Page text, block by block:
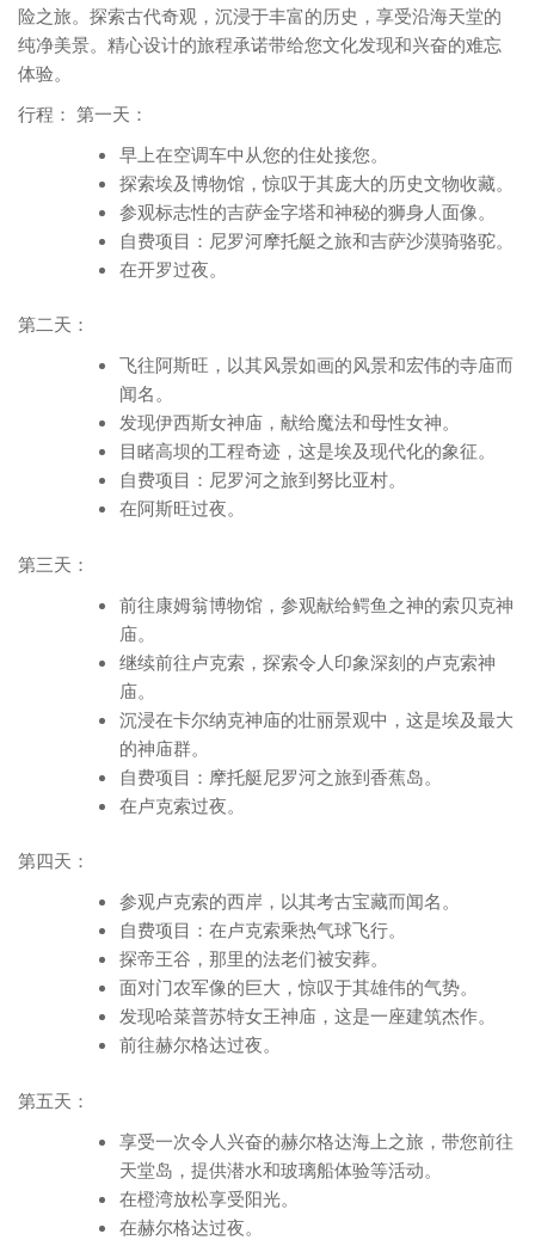
险之旅。探索古代奇观，沉浸于丰富的历史，享受沿海天堂的
纯净美景。精心设计的旅程承诺带给您文化发现和兴奋的难忘
体验。
行程： 第一天：
早上在空调车中从您的住处接您。
探索埃及博物馆，惊叹于其庞大的历史文物收藏。
参观标志性的吉萨金字塔和神秘的狮身人面像。
自费项目：尼罗河摩托艇之旅和吉萨沙漠骑骆驼。
在开罗过夜。
第二天：
飞往阿斯旺，以其风景如画的风景和宏伟的寺庙而
闻名。
发现伊西斯女神庙，献给魔法和母性女神。
目睹高坝的工程奇迹，这是埃及现代化的象征。
自费项目：尼罗河之旅到努比亚村。
在阿斯旺过夜。
第三天：
前往康姆翁博物馆，参观献给鳄鱼之神的索贝克神
庙。
继续前往卢克索，探索令人印象深刻的卢克索神
庙。
沉浸在卡尔纳克神庙的壮丽景观中，这是埃及最大
的神庙群。
自费项目：摩托艇尼罗河之旅到香蕉岛。
在卢克索过夜。
第四天：
参观卢克索的西岸，以其考古宝藏而闻名。
自费项目：在卢克索乘热气球飞行。
探帝王谷，那里的法老们被安葬。
面对门农军像的巨大，惊叹于其雄伟的气势。
发现哈菜普苏特女王神庙，这是一座建筑杰作。
前往赫尔格达过夜。
第五天：
享受一次令人兴奋的赫尔格达海上之旅，带您前往
天堂岛，提供潜水和玻璃船体验等活动。
在橙湾放松享受阳光。
在赫尔格达过夜。